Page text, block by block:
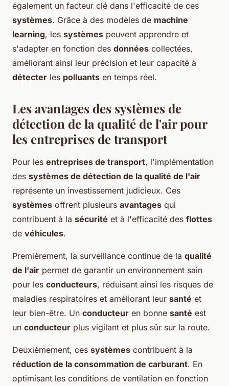
également un facteur clé dans l'efficacité de ces
systèmes. Grâce à des modèles de machine
learning, les systèmes peuvent apprendre et
s'adapter en fonction des données collectées,
améliorant ainsi leur précision et leur capacité à
détecter les polluants en temps réel.
Les avantages des systèmes de
détection de la qualité de l'air pour
les entreprises de transport
Pour les entreprises de transport, l'implémentation
des systèmes de détection de la qualité de l'air
représente un investissement judicieux. Ces
systèmes offrent plusieurs avantages qui
contribuent à la sécurité et à l'efficacité des flottes
de véhicules.
Premièrement, la surveillance continue de la qualité
de l'air permet de garantir un environnement sain
pour les conducteurs, réduisant ainsi les risques de
maladies respiratoires et améliorant leur santé et
leur bien-être. Un conducteur en bonne santé est
un conducteur plus vigilant et plus sûr sur la route.
Deuxièmement, ces systèmes contribuent à la
réduction de la consommation de carburant. En
optimisant les conditions de ventilation en fonction